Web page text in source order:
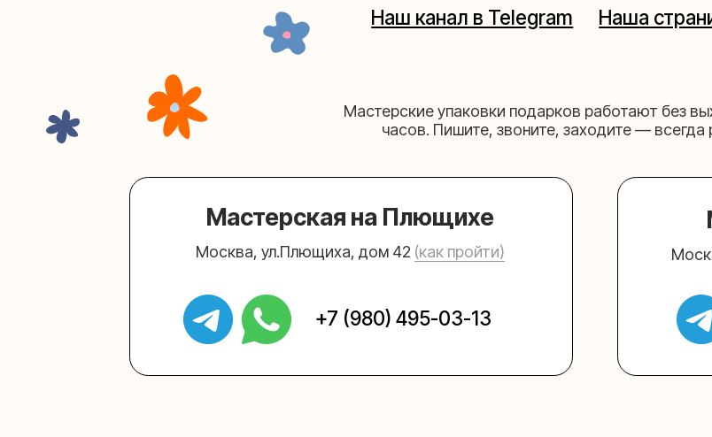
Мастерские упаковки подарков работают без выходных, с 10
часов. Пишите, звоните, заходите — всегда рады
Москва, ул.Плющиха, дом 42 (как пройти) Москва,
Мастерская на Плющихе